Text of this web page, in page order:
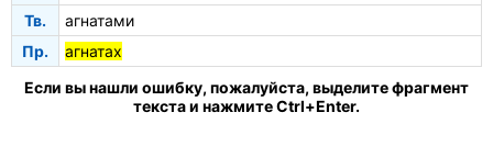
Тв.
агнатами
Пр.
агнатах
Если вы нашли ошибку, пожалуйста, выделите фрагмент
текста и нажмите Ctrl+Enter.